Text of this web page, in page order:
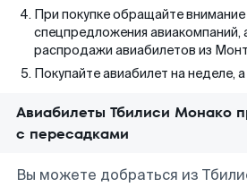
При покупке обращайте
спецпредложения авиакомпаний,
распродажи авиабилетов из
Покупайте авиабилет на неделе,
Авиабилеты Тбилиси Монако
с пересадками
Вы можете добраться из